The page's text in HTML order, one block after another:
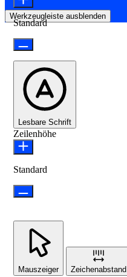
Werkzeugleiste ausblenden
Standard
Lesbare Schrift
Zeilenhöhe
Standard
Mauszeiger Zeichenabstand